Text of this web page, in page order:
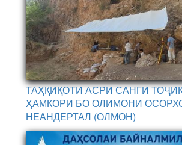
ТАҲҚИҚОТИ АСРИ САНГИ
ҲАМКОРӢ БО ОЛИМОНИ
НЕАНДЕРТАЛ (ОЛМОН)